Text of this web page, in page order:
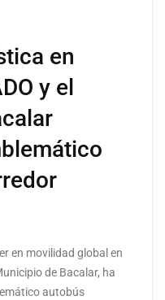
en
y el
en movilidad global en
de Bacalar, ha
autobús